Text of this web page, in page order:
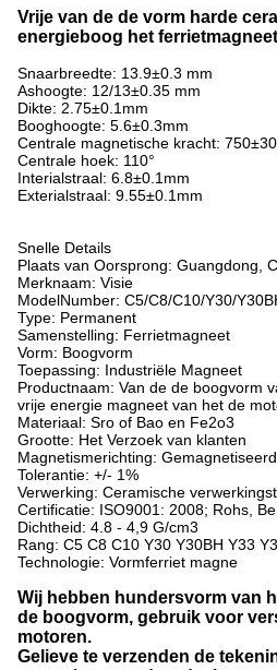
Vrije van de de vorm harde
energieboog het
Snaarbreedte: 13.9±0.3 mm
Ashoogte: 12/13±0.35 mm
Dikte: 2.75±0.1mm
Booghoogte: 5.6±0.3mm
Centrale magnetische kracht:
Centrale hoek: 110°
Interialstraal: 6.8±0.1mm
Exterialstraal: 9.55±0.1mm
Snelle Details
Plaats van Oorsprong: Guangdong,
Merknaam: Visie
ModelNumber: C5/C8/C10/Y30/
Type: Permanent
Samenstelling: Ferrietmagneet
Vorm: Boogvorm
Toepassing: Industriële Magneet
Productnaam: Van de de boogvorm
vrije energie magneet van het de
Materiaal: Sro of Bao en Fe2o3
Grootte: Het Verzoek van klanten
Magnetismerichting:
Tolerantie: +/- 1%
Verwerking: Ceramische
Certificatie: ISO9001: 2008; Rohs,
Dichtheid: 4.8 - 4,9 G/cm3
Rang: C5 C8 C10 Y30 Y30BH Y33
Technologie: Vormferriet magne
Wij hebben hundersvorm van
de boogvorm, gebruik voor
motoren.
Gelieve te verzenden de